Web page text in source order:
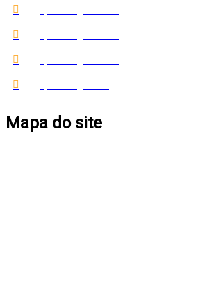
qualimagaziners
qualimagaziners
qualimagaziners
qualimagazine
Mapa do site